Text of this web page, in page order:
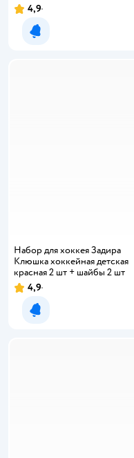
Рейтинг:
4,9
Уведомить о появлении
Набор для хоккея Задира
Клюшка хоккейная детская
красная 2 шт + шайбы 2 шт
Рейтинг:
4,9
Уведомить о появлении